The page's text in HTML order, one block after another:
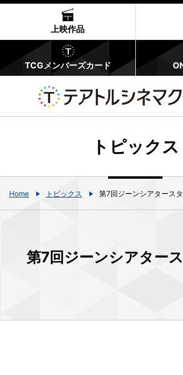
上映作品
TCGメンバーズカード
トピックス
Home トピックス 第7回ジーンシアタース
第7回ジーンシアター